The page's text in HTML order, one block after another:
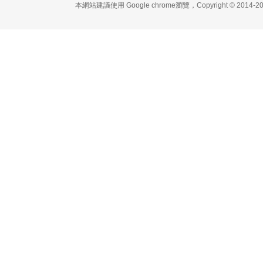
本網站建議使用 Google chrome瀏覽，Copyright © 2014-